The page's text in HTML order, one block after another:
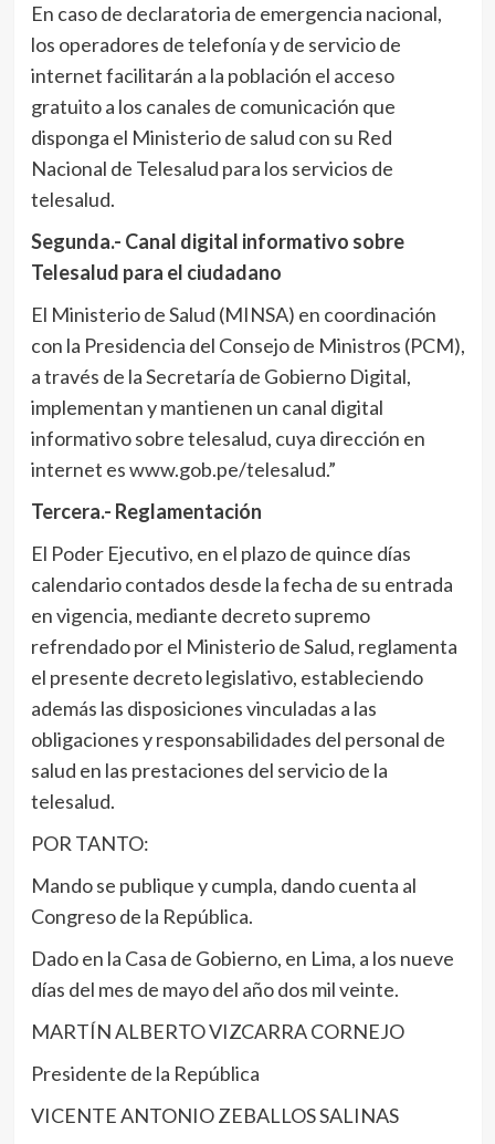
En caso de declaratoria de emergencia nacional,
los operadores de telefonía y de servicio de
internet facilitarán a la población el acceso
gratuito a los canales de comunicación que
disponga el Ministerio de salud con su Red
Nacional de Telesalud para los servicios de
telesalud.
Segunda.- Canal digital informativo sobre
Telesalud para el ciudadano
El Ministerio de Salud (MINSA) en coordinación
con la Presidencia del Consejo de Ministros (PCM),
a través de la Secretaría de Gobierno Digital,
implementan y mantienen un canal digital
informativo sobre telesalud, cuya dirección en
internet es www.gob.pe/telesalud.”
Tercera.- Reglamentación
El Poder Ejecutivo, en el plazo de quince días
calendario contados desde la fecha de su entrada
en vigencia, mediante decreto supremo
refrendado por el Ministerio de Salud, reglamenta
el presente decreto legislativo, estableciendo
además las disposiciones vinculadas a las
obligaciones y responsabilidades del personal de
salud en las prestaciones del servicio de la
telesalud.
POR TANTO:
Mando se publique y cumpla, dando cuenta al
Congreso de la República.
Dado en la Casa de Gobierno, en Lima, a los nueve
días del mes de mayo del año dos mil veinte.
MARTÍN ALBERTO VIZCARRA CORNEJO
Presidente de la República
VICENTE ANTONIO ZEBALLOS SALINAS